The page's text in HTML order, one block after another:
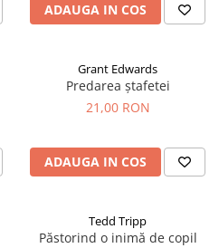
ADAUGA IN COS
Grant Edwards
Predarea ștafetei
21,00 RON
ADAUGA IN COS
Tedd Tripp
Păstorind o inimă de copil